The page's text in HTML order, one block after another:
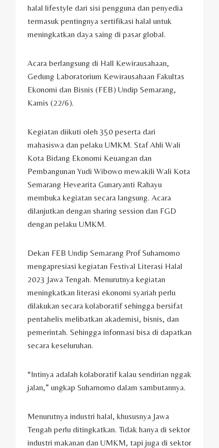
halal lifestyle dari sisi pengguna dan penyedia
termasuk pentingnya sertifikasi halal untuk
meningkatkan daya saing di pasar global.
Acara berlangsung di Hall Kewirausahaan,
Gedung Laboratorium Kewirausahaan Fakultas
Ekonomi dan Bisnis (FEB) Undip Semarang,
Kamis (22/6).
Kegiatan diikuti oleh 350 peserta dari
mahasiswa dan pelaku UMKM. Staf Ahli Wali
Kota Bidang Ekonomi Keuangan dan
Pembangunan Yudi Wibowo mewakili Wali Kota
Semarang Hevearita Gunaryanti Rahayu
membuka kegiatan secara langsung. Acara
dilanjutkan dengan sharing session dan FGD
dengan pelaku UMKM.
Dekan FEB Undip Semarang Prof Suharnomo
mengapresiasi kegiatan Festival Literasi Halal
2023 Jawa Tengah. Menurutnya kegiatan
meningkatkan literasi ekonomi syariah perlu
dilakukan secara kolaboratif sehingga bersifat
pentahelix melibatkan akademisi, bisnis, dan
pemerintah. Sehingga informasi bisa di dapatkan
secara keseluruhan.
“Intinya adalah kolaboratif kalau sendirian nggak
jalan,” ungkap Suharnomo dalam sambutannya.
Menurutnya industri halal, khususnya Jawa
Tengah perlu ditingkatkan. Tidak hanya di sektor
industri makanan dan UMKM, tapi juga di sektor